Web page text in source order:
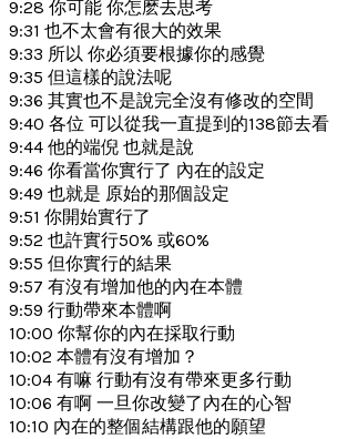
9:28 你可能 你怎麽去思考
9:31 也不太會有很大的效果
9:33 所以 你必須要根據你的感覺
9:35 但這樣的說法呢
9:36 其實也不是說完全沒有修改的空間
9:40 各位 可以從我一直提到的138節去看
9:44 他的端倪 也就是說
9:46 你看當你實行了 內在的設定
9:49 也就是 原始的那個設定
9:51 你開始實行了
9:52 也許實行50% 或60%
9:55 但你實行的結果
9:57 有沒有增加他的內在本體
9:59 行動帶來本體啊
10:00 你幫你的內在採取行動
10:02 本體有沒有增加？
10:04 有嘛 行動有沒有帶來更多行動
10:06 有啊 一旦你改變了內在的心智
10:10 內在的整個結構跟他的願望